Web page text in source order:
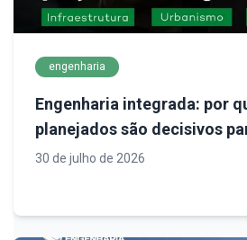
engenharia
Engenharia integrada: por
planejados são decisivos
empreendimentos
30 de julho de 2026